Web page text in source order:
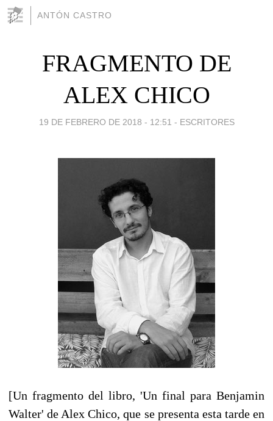
ANTÓN CASTRO
FRAGMENTO DE
ALEX CHICO
19 DE FEBRERO DE 2018 - 12:51 - ESCRITORES
[Un fragmento del libro, 'Un final para Benjamin
Walter' de Alex Chico, que se presenta esta tarde en